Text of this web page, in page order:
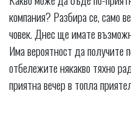
компания? Разбира се, само
човек. Днес ще имате
Има вероятност да получите
отбележите някакво тяхно
приятна вечер в топла